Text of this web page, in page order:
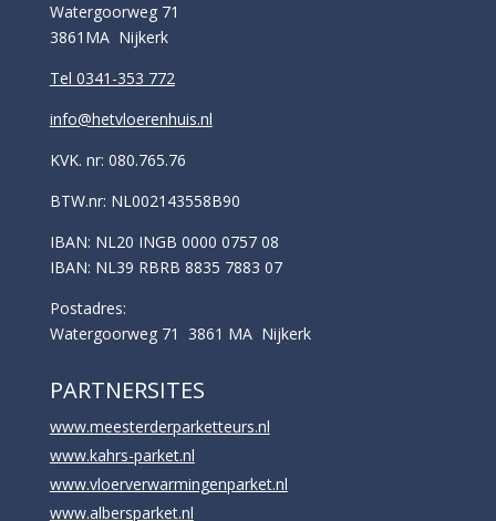
Watergoorweg 71
3861MA Nijkerk
Tel 0341-353 772
info@hetvloerenhuis.nl
KVK. nr: 080.765.76
BTW.nr: NL002143558B90
IBAN: NL20 INGB 0000 0757 08
IBAN: NL39 RBRB 8835 7883 07
Postadres:
Watergoorweg 71 3861 MA Nijkerk
PARTNERSITES
www.meesterderparketteurs.nl
www.kahrs-parket.nl
www.vloerverwarmingenparket.nl
www.albersparket.nl